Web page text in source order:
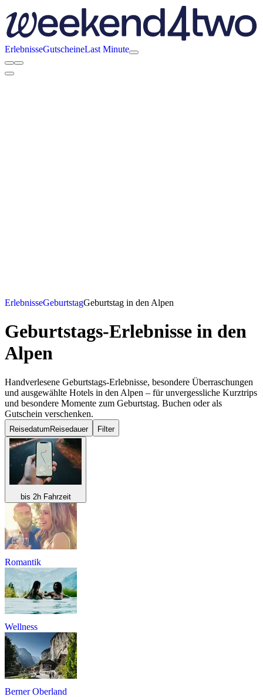
ErlebnisseGutscheineLast Minute
ErlebnisseGeburtstagGeburtstag in den Alpen
Geburtstags-Erlebnisse in den
Alpen
Handverlesene Geburtstags-Erlebnisse, besondere Überraschungen
und ausgewählte Hotels in den Alpen – für unvergessliche Kurztrips
und besondere Momente zum Geburtstag. Buchen oder als
Gutschein verschenken.
Reisedatum Reisedauer Filter
bis 2h Fahrzeit
Romantik
Wellness
Berner Oberland